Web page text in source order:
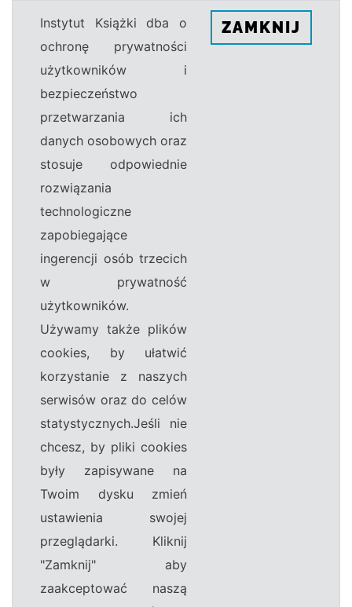
Instytut Książki dba o
ochronę prywatności
użytkowników i
bezpieczeństwo
przetwarzania ich
danych osobowych oraz
stosuje odpowiednie
rozwiązania
technologiczne
zapobiegające
ingerencji osób trzecich
w prywatność
użytkowników.
Używamy także plików
cookies, by ułatwić
korzystanie z naszych
serwisów oraz do celów
statystycznych.Jeśli nie
chcesz, by pliki cookies
były zapisywane na
Twoim dysku zmień
ustawienia swojej
przeglądarki. Kliknij
"Zamknij" aby
zaakceptować naszą
ZAMKNIJ